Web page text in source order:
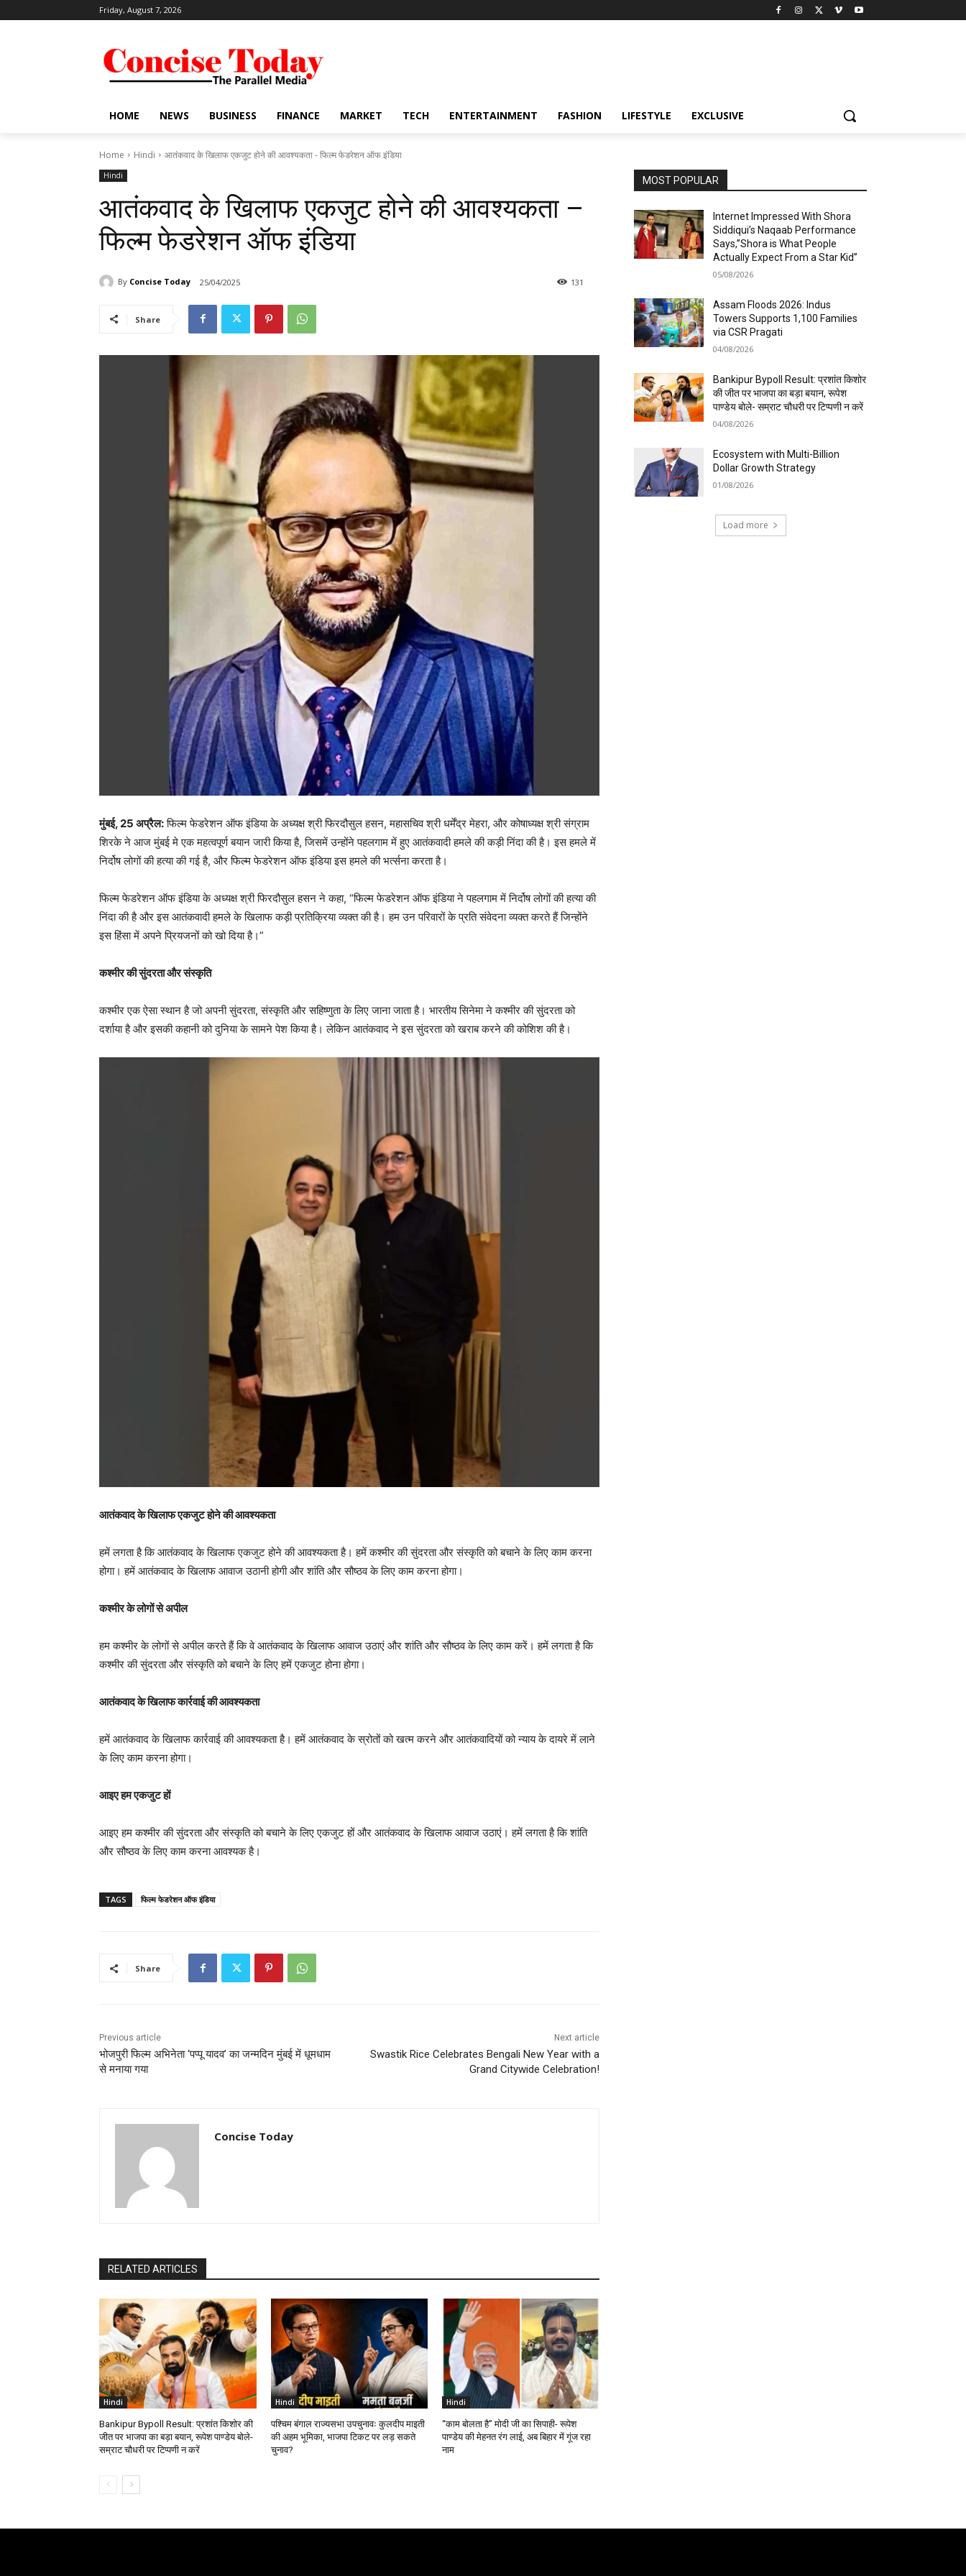
Friday, August 7, 2026
HOME NEWS BUSINESS FINANCE MARKET TECH ENTERTAINMENT FASHION LIFESTYLE EXCLUSIVE
Home Hindi आतंकवाद के खिलाफ एकजुट होने की आवश्यकता - फिल्म फेडरेशन ऑफ इंडिया
Hindi
आतंकवाद के खिलाफ एकजुट होने की आवश्यकता –
फिल्म फेडरेशन ऑफ इंडिया
By Concise Today 25/04/2025 131
Share
मुंबई, 25 अप्रैल:फिल्म फेडरेशन ऑफ इंडिया के अध्यक्ष श्री फिरदौसुल हसन, महासचिव श्री धर्मेंद्र मेहरा, और कोषाध्यक्ष श्री संग्राम
शिरके ने आज मुंबई मे एक महत्वपूर्ण बयान जारी किया है, जिसमें उन्होंने पहलगाम में हुए आतंकवादी हमले की कड़ी निंदा की है। इस हमले में
निर्दोष लोगों की हत्या की गई है, और फिल्म फेडरेशन ऑफ इंडिया इस हमले की भर्त्सना करता है।
फिल्म फेडरेशन ऑफ इंडिया के अध्यक्ष श्री फिरदौसुल हसन ने कहा, “फिल्म फेडरेशन ऑफ इंडिया ने पहलगाम में निर्दोष लोगों की हत्या की
निंदा की है और इस आतंकवादी हमले के खिलाफ कड़ी प्रतिक्रिया व्यक्त की है। हम उन परिवारों के प्रति संवेदना व्यक्त करते हैं जिन्होंने
इस हिंसा में अपने प्रियजनों को खो दिया है।”
कश्मीर की सुंदरता और संस्कृति
कश्मीर एक ऐसा स्थान है जो अपनी सुंदरता, संस्कृति और सहिष्णुता के लिए जाना जाता है। भारतीय सिनेमा ने कश्मीर की सुंदरता को
दर्शाया है और इसकी कहानी को दुनिया के सामने पेश किया है। लेकिन आतंकवाद ने इस सुंदरता को खराब करने की कोशिश की है।
आतंकवाद के खिलाफ एकजुट होने की आवश्यकता
हमें लगता है कि आतंकवाद के खिलाफ एकजुट होने की आवश्यकता है। हमें कश्मीर की सुंदरता और संस्कृति को बचाने के लिए काम करना
होगा। हमें आतंकवाद के खिलाफ आवाज उठानी होगी और शांति और सौष्ठव के लिए काम करना होगा।
कश्मीर के लोगों से अपील
हम कश्मीर के लोगों से अपील करते हैं कि वे आतंकवाद के खिलाफ आवाज उठाएं और शांति और सौष्ठव के लिए काम करें। हमें लगता है कि
कश्मीर की सुंदरता और संस्कृति को बचाने के लिए हमें एकजुट होना होगा।
आतंकवाद के खिलाफ कार्रवाई की आवश्यकता
हमें आतंकवाद के खिलाफ कार्रवाई की आवश्यकता है। हमें आतंकवाद के स्रोतों को खत्म करने और आतंकवादियों को न्याय के दायरे में लाने
के लिए काम करना होगा।
आइए हम एकजुट हों
आइए हम कश्मीर की सुंदरता और संस्कृति को बचाने के लिए एकजुट हों और आतंकवाद के खिलाफ आवाज उठाएं। हमें लगता है कि शांति
और सौष्ठव के लिए काम करना आवश्यक है।
TAGS फिल्म फेडरेशन ऑफ इंडिया
Share
Previous article
भोजपुरी फिल्म अभिनेता ‘पप्पू यादव’ का जन्मदिन मुंबई में धूमधाम
से मनाया गया
Next article
Swastik Rice Celebrates Bengali New Year with a
Grand Citywide Celebration!
Concise Today
RELATED ARTICLES
Hindi
Bankipur Bypoll Result: प्रशांत किशोर की
जीत पर भाजपा का बड़ा बयान, रूपेश पाण्डेय बोले-
सम्राट चौधरी पर टिप्पणी न करें
Hindi
पश्चिम बंगाल राज्यसभा उपचुनावः कुलदीप माइती
की अहम भूमिका, भाजपा टिकट पर लड़ सकते
चुनाव?
Hindi
“काम बोलता है” मोदी जी का सिपाही- रूपेश
पाण्डेय की मेहनत रंग लाई, अब बिहार में गूंज रहा
नाम
MOST POPULAR
Internet Impressed With Shora
Siddiqui’s Naqaab Performance
Says,”Shora is What People
Actually Expect From a Star Kid”
05/08/2026
Assam Floods 2026: Indus
Towers Supports 1,100 Families
via CSR Pragati
04/08/2026
Bankipur Bypoll Result: प्रशांत किशोर
की जीत पर भाजपा का बड़ा बयान, रूपेश
पाण्डेय बोले- सम्राट चौधरी पर टिप्पणी न करें
04/08/2026
Ecosystem with Multi-Billion
Dollar Growth Strategy
01/08/2026
Load more